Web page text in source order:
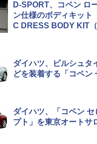
D-SPORT、コペン ロ
ン仕様のボディキット
C DRESS BODY KIT（
ダイハツ、ビルシュタ
どを装着する「コペン
ダイハツ、「コペン セ
プト」を東京オートサ